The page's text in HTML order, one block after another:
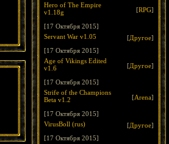
Hero of The Empire
v1.18g
[RPG]
[17 Октября 2015]
Servant War v1.05
[Другое]
[17 Октября 2015]
Age of Vikings Edited
v1.6
[Другое]
[17 Октября 2015]
Strife of the Champions
Beta v1.2
[Arena]
[17 Октября 2015]
VirusBoll (rus)
[Другое]
[17 Октября 2015]